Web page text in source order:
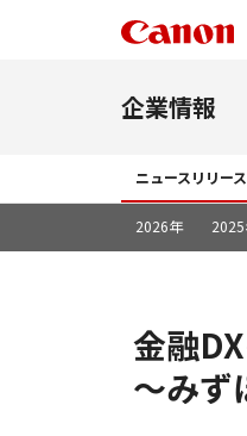
企業情報
ニュースリリース
2026年
金融
～みず